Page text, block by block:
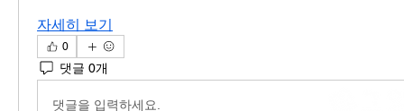
자세히 보기
0
댓글 0개
댓글을 입력하세요.